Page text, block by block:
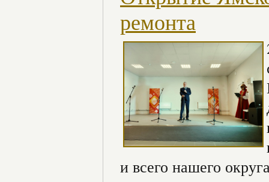
ремонта
и всего нашего